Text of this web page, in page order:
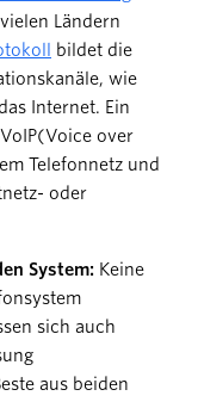
Ländern
bildet die
wie
Internet. Ein
over
Telefonnetz und
oder
System: Keine
sich auch
aus beiden